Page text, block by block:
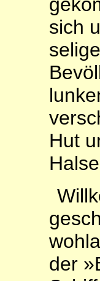
sich
Hut
der